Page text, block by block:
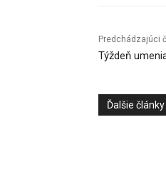
Predchádzajúci
Týždeň
Ďalšie články